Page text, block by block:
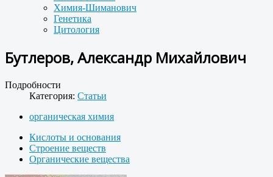
Химия-Шиманович
Генетика
Цитология
Бутлеров, Александр Михайлович
Подробности
Категория: Статьи
органическая химия
Кислоты и основания
Строение веществ
Органические вещества